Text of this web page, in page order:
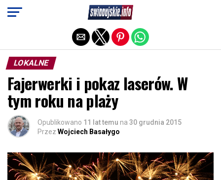
LOKALNE
Fajerwerki i pokaz laserów. W
tym roku na plaży
Opublikowano 11 lat temu na 30 grudnia 2015
Przez Wojciech Basałygo
Exit mobile version